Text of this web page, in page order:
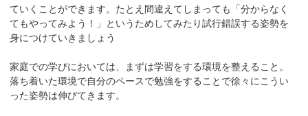
ていくことができます。たとえ間違えてしまっても「分からなく
てもやってみよう！」というためしてみたり試行錯誤する姿勢を
身につけていきましょう
家庭での学びにおいては、まずは学習をする環境を整えること。
落ち着いた環境で自分のペースで勉強をすることで徐々にこうい
った姿勢は伸びてきます。